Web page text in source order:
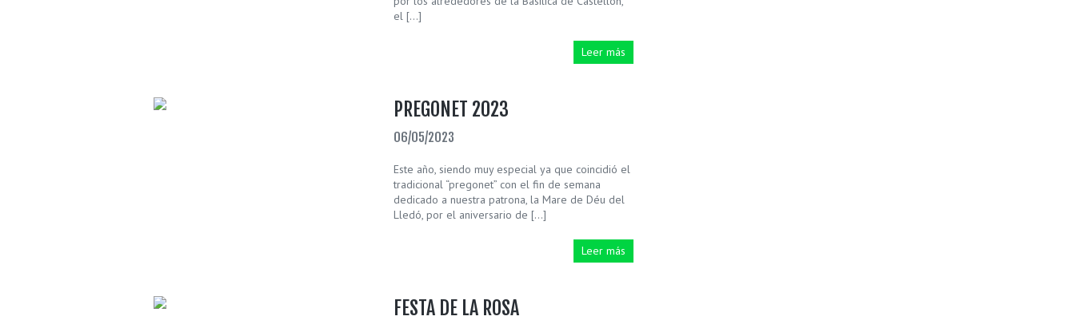
el […]
Leer más
PREGONET 2023
06/05/2023
Este año, siendo muy especial ya que coincidió el
tradicional “pregonet” con el fin de semana
dedicado a nuestra patrona, la Mare de Déu del
Lledó, por el aniversario de […]
Leer más
FESTA DE LA ROSA